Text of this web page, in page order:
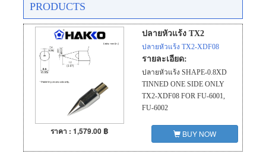
PRODUCTS
ปลายหัวแร้ง TX2
ปลายหัวแร้ง TX2-XDF08
รายละเอียด:
ปลายหัวแร้ง SHAPE-0.8XD
TINNED ONE SIDE ONLY
TX2-XDF08 FOR FU-6001,
FU-6002
ราคา : 1,579.00 ฿ BUY NOW